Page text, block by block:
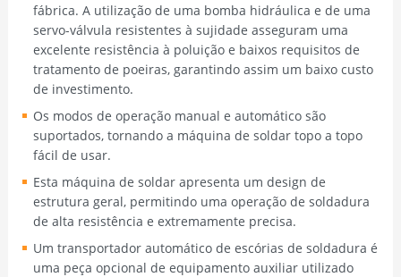
fábrica. A utilização de uma bomba hidráulica e de uma
servo-válvula resistentes à sujidade asseguram uma
excelente resistência à poluição e baixos requisitos de
tratamento de poeiras, garantindo assim um baixo custo
de investimento.
Os modos de operação manual e automático são
suportados, tornando a máquina de soldar topo a topo
fácil de usar.
Esta máquina de soldar apresenta um design de
estrutura geral, permitindo uma operação de soldadura
de alta resistência e extremamente precisa.
Um transportador automático de escórias de soldadura é
uma peça opcional de equipamento auxiliar utilizado